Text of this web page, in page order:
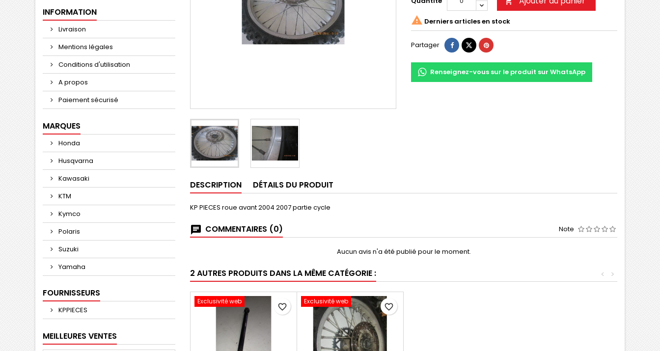
INFORMATION
Livraison
Mentions légales
Conditions d'utilisation
A propos
Paiement sécurisé
MARQUES
Honda
Husqvarna
Kawasaki
KTM
Kymco
Polaris
Suzuki
Yamaha
FOURNISSEURS
KPPIECES
MEILLEURES VENTES
 Derniers articles en stock
Partager
Renseignez-vous sur le produit sur WhatsApp
DESCRIPTION DÉTAILS DU PRODUIT
KP PIECES roue avant 2004 2007 partie cycle
COMMENTAIRES (0) Note
Aucun avis n'a été publié pour le moment.
2 AUTRES PRODUITS DANS LA MÊME CATÉGORIE : >
<
Exclusivité web
favorite_border
Exclusivité web
favorite_border